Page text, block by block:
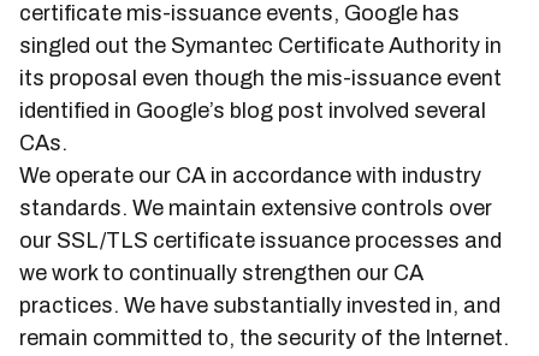
certificate mis-issuance events, Google has
singled out the Symantec Certificate Authority in
its proposal even though the mis-issuance event
identified in Google’s blog post involved several
CAs.
We operate our CA in accordance with industry
standards. We maintain extensive controls over
our SSL/TLS certificate issuance processes and
we work to continually strengthen our CA
practices. We have substantially invested in, and
remain committed to, the security of the Internet.